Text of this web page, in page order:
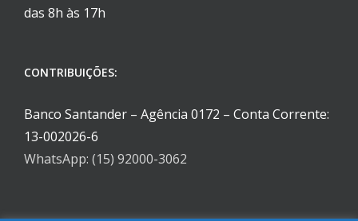
das 8h às 17h
CONTRIBUIÇÕES:
Banco Santander – Agência 0172 – Conta Corrente:
13-002026-6
WhatsApp: (15) 92000-3062